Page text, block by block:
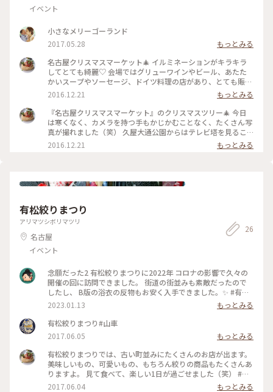
イベント
小さなメリーゴーランド
2017.05.28
もっとみる
名古屋クリスマスマーケット🎄 イルミネーションがキラキラ
してとても綺麗♡ 会場ではグリューワインやビール、あたた
かいスープやソーセージ、ドイツ料理の店があり、とても賑わ
っていました😊 #わたしの街#名古屋#クリスマスマーケット #
イルミネーション#整える
2016.12.21
もっとみる
『名古屋クリスマスマーケット』のクリスマスツリー🎄 今日
は寒くなく、カメラを持つ手もかじかむことなく、たくさん写
真が撮れました（笑） 久屋大通公園からはテレビ塔を見るこ
とができ、イルミネーションと重なってとても綺麗でした✨ #
わたしの街#名古屋#クリスマスマーケット #クリスマスツリー
2016.12.21 もっとみる
有松絞りまつり
アリマツシボリマツリ
名古屋
イベント
26
念願だった2 有松絞りまつりに2022年 コロナの影響で久々の
開催の回に訪問できました。 街道の街並みも素敵だったので
したし、 B版の浴衣の反物もお安く入手できました。✨ #有松
絞りまつり #Myことりっぷ
2023.01.13
もっとみる
有松絞りまつり#山車
2017.06.05
もっとみる
有松絞りまつりでは、古い町並みにたくさんのお店が出ます。
美味しいもの、可愛いもの、もちろん絞りの商品もたくさんあ
りますよ。 見て食べて、楽しい1日が過ごせました（笑） #わ
たしの街#有松絞りまつり
2017.06.04 もっとみる